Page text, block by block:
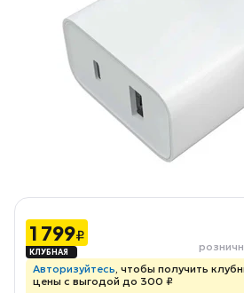
1 799₽
Авторизуйтесь, чтобы получить
цены с выгодой до 300 ₽